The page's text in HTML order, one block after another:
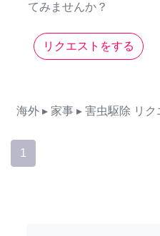
てみませんか？
リクエストをする
海外 ▸ 家事 ▸ 害虫駆除 リク
1